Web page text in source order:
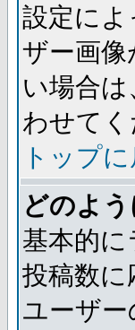
設定に
ザー画
い場合
わせてく
トップ
どのよ
基本的
投稿数
ユーザ